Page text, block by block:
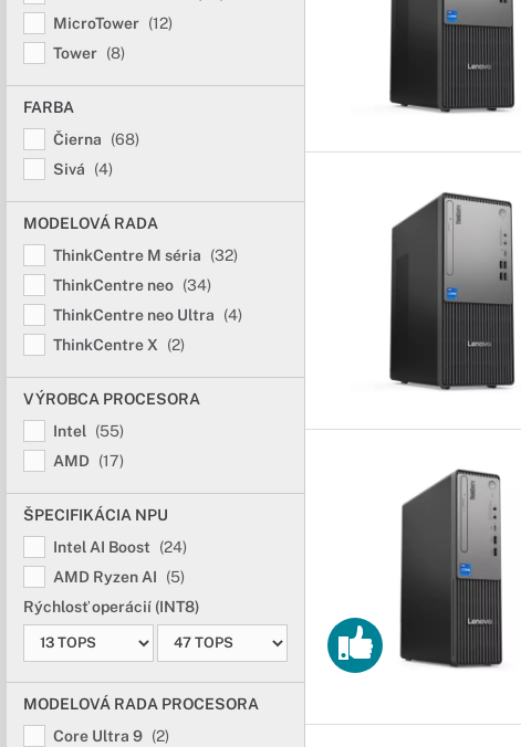
MicroTower (12)
Tower (8)
FARBA
Čierna
(68)
Sivá
(4)
MODELOVÁ RADA
ThinkCentre M séria
(32)
ThinkCentre neo (34)
ThinkCentre neo Ultra
(4)
ThinkCentre X
(2)
VÝROBCA PROCESORA
Intel
(55)
AMD (17)
ŠPECIFIKÁCIA NPU
Intel AI Boost
(24)
AMD Ryzen AI
(5)
Rýchlosť operácií (INT8)
MODELOVÁ RADA PROCESORA
Core Ultra 9 (2)